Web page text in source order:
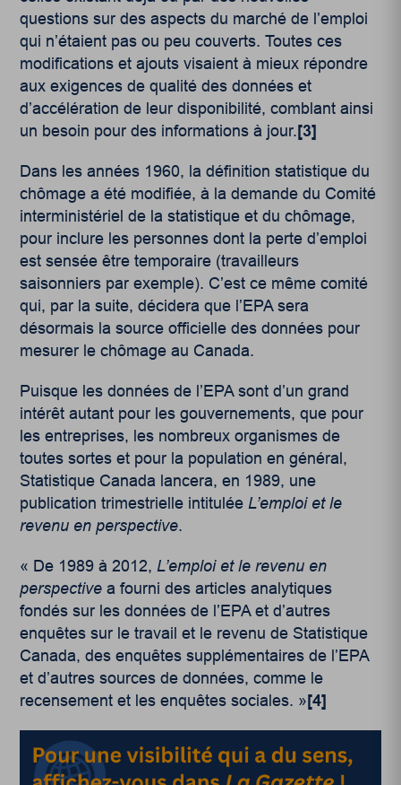
questions sur des aspects du marché de l’emploi
qui n’étaient pas ou peu couverts. Toutes ces
modifications et ajouts visaient à mieux répondre
aux exigences de qualité des données et
d’accélération de leur disponibilité, comblant ainsi
un besoin pour des informations à jour. [3]
Dans les années 1960, la définition statistique du
chômage a été modifiée, à la demande du Comité
interministériel de la statistique et du chômage,
pour inclure les personnes dont la perte d’emploi
est sensée être temporaire (travailleurs
saisonniers par exemple). C’est ce même comité
qui, par la suite, décidera que l’EPA sera
désormais la source officielle des données pour
mesurer le chômage au Canada.
Puisque les données de l’EPA sont d’un grand
intérêt autant pour les gouvernements, que pour
les entreprises, les nombreux organismes de
toutes sortes et pour la population en général,
Statistique Canada lancera, en 1989, une
publication trimestrielle intituléeL’emploi et le
revenu en perspective.
« De 1989 à 2012,L’emploi et le revenu en
perspective a fourni des articles analytiques
fondés sur les données de l’EPA et d’autres
enquêtes sur le travail et le revenu de Statistique
Canada, des enquêtes supplémentaires de l’EPA
et d’autres sources de données, comme le
recensement et les enquêtes sociales. » [4]